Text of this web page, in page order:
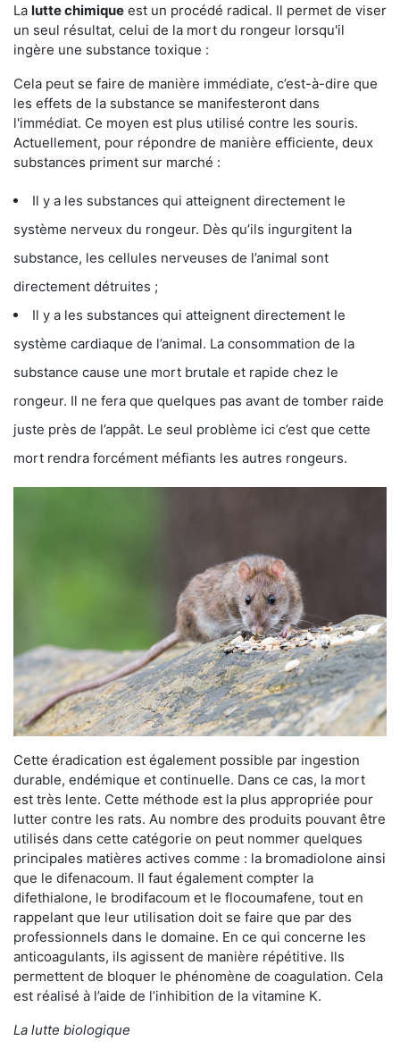
La lutte chimique est un procédé radical. Il permet de viser
un seul résultat, celui de la mort du rongeur lorsqu'il
ingère une substance toxique :
Cela peut se faire de manière immédiate, c’est-à-dire que
les effets de la substance se manifesteront dans
l'immédiat. Ce moyen est plus utilisé contre les souris.
Actuellement, pour répondre de manière efficiente, deux
substances priment sur marché :
Il y a les substances qui atteignent directement le
système nerveux du rongeur. Dès qu’ils ingurgitent la
substance, les cellules nerveuses de l’animal sont
directement détruites ;
Il y a les substances qui atteignent directement le
système cardiaque de l’animal. La consommation de la
substance cause une mort brutale et rapide chez le
rongeur. Il ne fera que quelques pas avant de tomber raide
juste près de l’appât. Le seul problème ici c’est que cette
mort rendra forcément méfiants les autres rongeurs.
Cette éradication est également possible par ingestion
durable, endémique et continuelle. Dans ce cas, la mort
est très lente. Cette méthode est la plus appropriée pour
lutter contre les rats. Au nombre des produits pouvant être
utilisés dans cette catégorie on peut nommer quelques
principales matières actives comme : la bromadiolone ainsi
que le difenacoum. Il faut également compter la
difethialone, le brodifacoum et le flocoumafene, tout en
rappelant que leur utilisation doit se faire que par des
professionnels dans le domaine. En ce qui concerne les
anticoagulants, ils agissent de manière répétitive. Ils
permettent de bloquer le phénomène de coagulation. Cela
est réalisé à l’aide de l’inhibition de la vitamine K.
La lutte biologique